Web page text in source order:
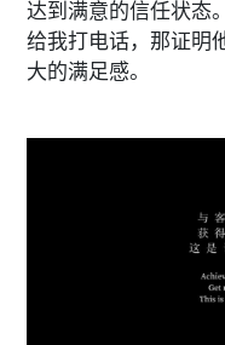
达到满意的信任状态
给我打电话，那证明
大的满足感。